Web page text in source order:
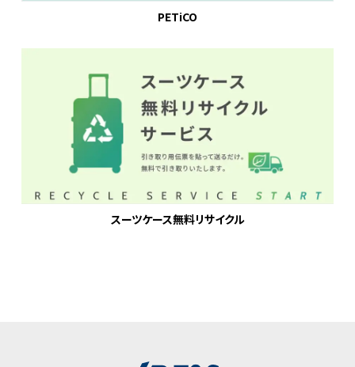
PETiCO
スーツケース無料リサイクル